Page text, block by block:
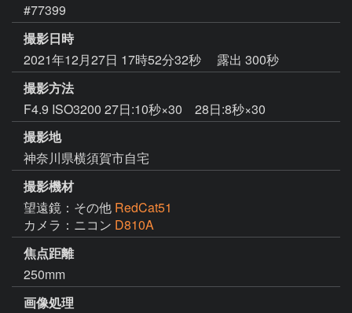
#77399
撮影日時
2021年12月27日 17時52分32秒
露出 300秒
撮影方法
F4.9 ISO3200 27日:10秒×30 28日:8秒×30
撮影地
神奈川県横須賀市自宅
撮影機材
望遠鏡：その他 RedCat51
カメラ：ニコン D810A
焦点距離
250mm
画像処理